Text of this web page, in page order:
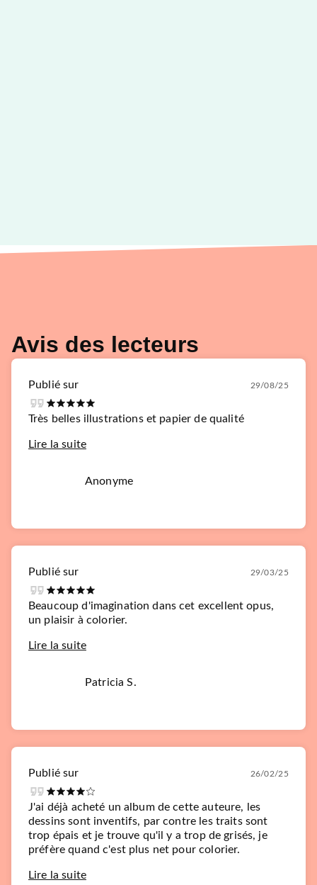
Avis des lecteurs
Publié sur 29/08/25
Très belles illustrations et papier de qualité
Lire la suite
Anonyme
Publié sur 29/03/25
Beaucoup d'imagination dans cet excellent opus,
un plaisir à colorier.
Lire la suite
Patricia S.
Publié sur 26/02/25
J'ai déjà acheté un album de cette auteure, les
dessins sont inventifs, par contre les traits sont
trop épais et je trouve qu'il y a trop de grisés, je
préfère quand c'est plus net pour colorier.
Lire la suite